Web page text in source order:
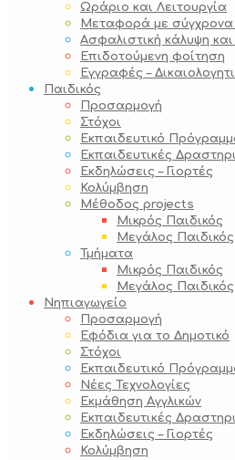
Ωράριο και Λειτουργία
Μεταφορά με σύγχρονα
Ασφαλιστική κάλυψη
Επιδοτούμενη φοίτηση
Εγγραφές –
Παιδικός
Προσαρμογή
Στόχοι
Εκπαιδευτικό
Εκπαιδευτικές
Εκδηλώσεις – Γιορτές
Κολύμβηση
Μέθοδος projects
Μικρός Παιδικός
Μεγάλος Παιδικός
Τμήματα
Μικρός Παιδικός
Μεγάλος Παιδικός
Νηπιαγωγείο
Προσαρμογή
Εφόδια για το Δημοτικό
Στόχοι
Εκπαιδευτικό
Νέες Τεχνολογίες
Εκμάθηση Αγγλικών
Εκπαιδευτικές
Εκδηλώσεις – Γιορτές
Κολύμβηση